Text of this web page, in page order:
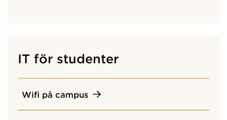
IT för studenter
Wifi på campus